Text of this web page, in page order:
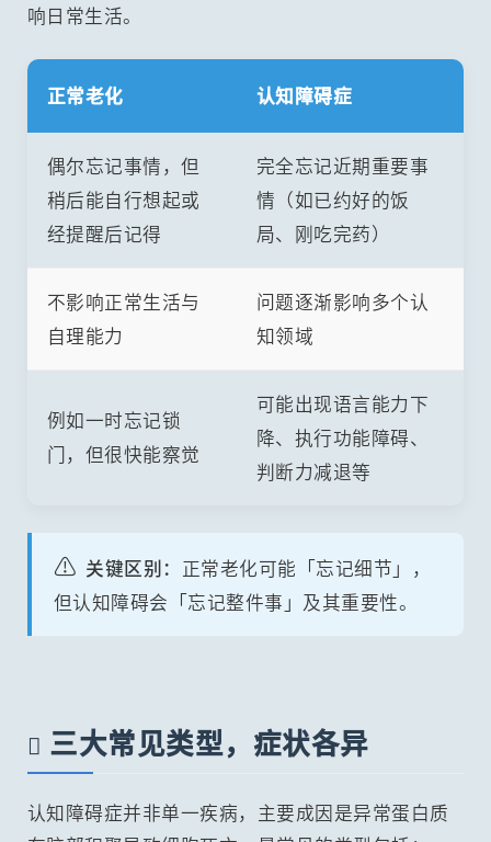
响日常生活。
正常老化 认知障碍症
偶尔忘记事情，但
稍后能自行想起或
经提醒后记得
完全忘记近期重要事
情（如已约好的饭
局、刚吃完药）
不影响正常生活与
自理能力
问题逐渐影响多个认
知领域
例如一时忘记锁
门，但很快能察觉
可能出现语言能力下
降、执行功能障碍、
判断力减退等
⚠️ 关键区别： 正常老化可能「忘记细节」，
但认知障碍会「忘记整件事」及其重要性。
 三大常见类型，症状各异
认知障碍症并非单一疾病，主要成因是异常蛋白质